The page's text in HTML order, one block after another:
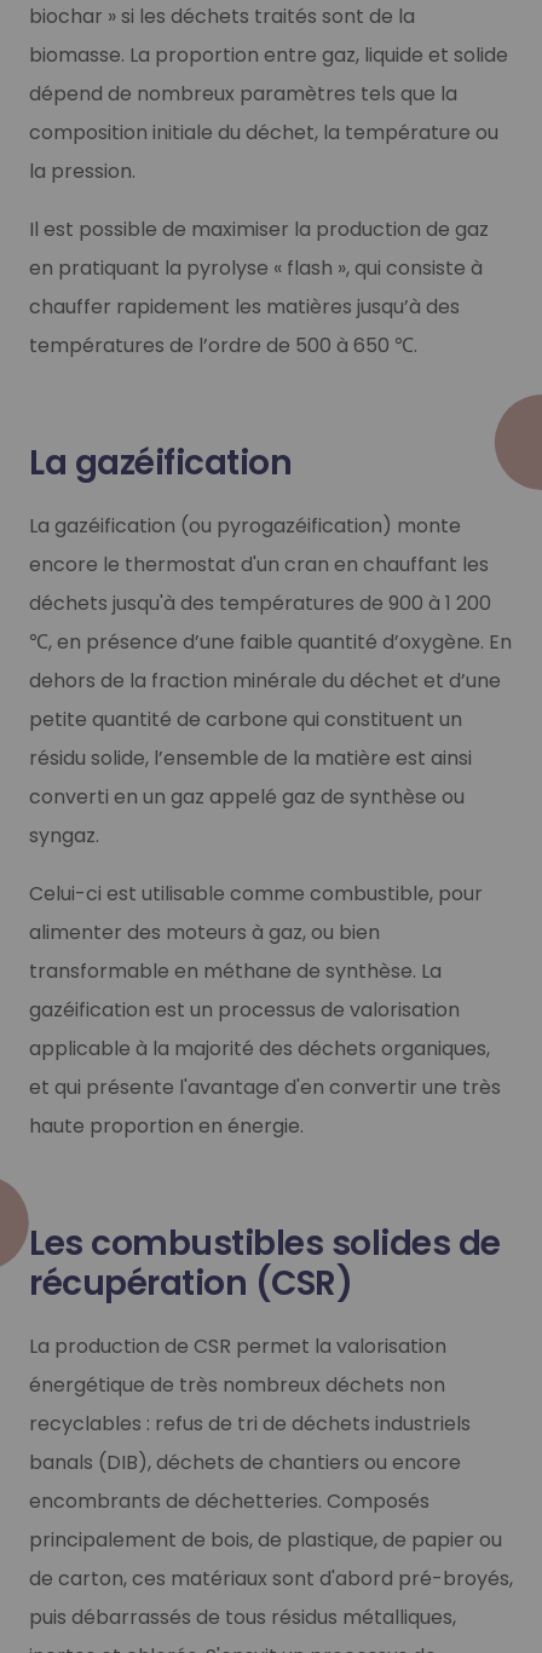
biochar » si les déchets traités sont de la
biomasse. La proportion entre gaz, liquide et solide
dépend de nombreux paramètres tels que la
composition initiale du déchet, la température ou
la pression.
Il est possible de maximiser la production de gaz
en pratiquant la pyrolyse « flash », qui consiste à
chauffer rapidement les matières jusqu’à des
températures de l’ordre de 500 à 650 ℃.
La gazéification
La gazéification (ou pyrogazéification) monte
encore le thermostat d'un cran en chauffant les
déchets jusqu'à des températures de 900 à 1 200
℃, en présence d’une faible quantité d’oxygène. En
dehors de la fraction minérale du déchet et d’une
petite quantité de carbone qui constituent un
résidu solide, l’ensemble de la matière est ainsi
converti en un gaz appelé gaz de synthèse ou
syngaz.
Celui-ci est utilisable comme combustible, pour
alimenter des moteurs à gaz, ou bien
transformable en méthane de synthèse. La
gazéification est un processus de valorisation
applicable à la majorité des déchets organiques,
et qui présente l'avantage d'en convertir une très
haute proportion en énergie.
Les combustibles solides de
récupération (CSR)
La production de CSR permet la valorisation
énergétique de très nombreux déchets non
recyclables : refus de tri de déchets industriels
banals (DIB), déchets de chantiers ou encore
encombrants de déchetteries. Composés
principalement de bois, de plastique, de papier ou
de carton, ces matériaux sont d'abord pré-broyés,
puis débarrassés de tous résidus métalliques,